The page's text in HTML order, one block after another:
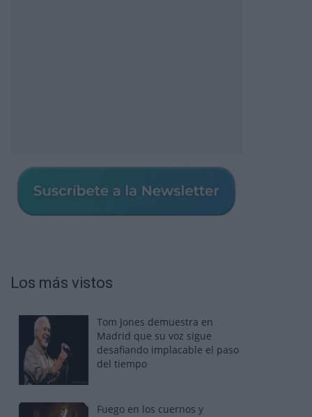
Los más vistos
Tom Jones demuestra en
Madrid que su voz sigue
desafiando implacable el paso
del tiempo
Fuego en los cuernos y